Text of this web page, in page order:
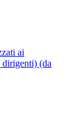
ai
(da